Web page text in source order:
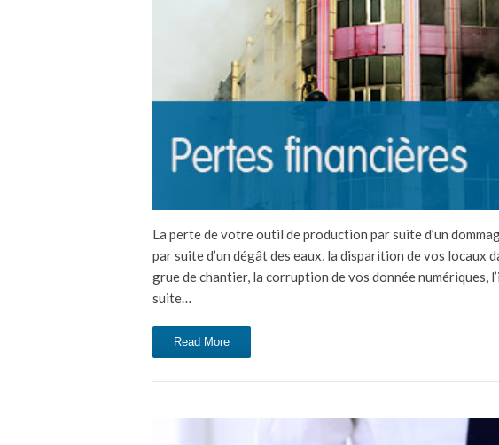
La perte de votre outil de production par suite d’un
par suite d’un dégât des eaux, la disparition de vos locaux
grue de chantier, la corruption de vos donnée numériques,
suite…
Read More